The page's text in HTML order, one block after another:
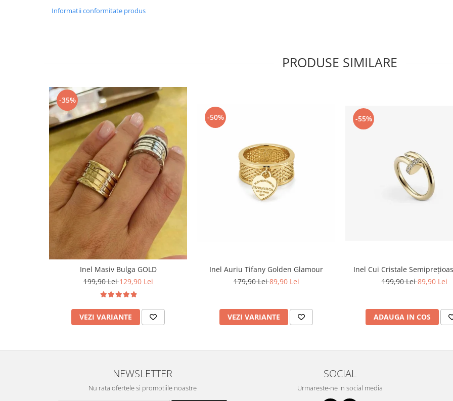
Informatii conformitate produs
PRODUSE SIMILARE
-35%
Inel Masiv Bulga GOLD
199,90 Lei129,90 Lei
VEZI VARIANTE
-50%
Inel Auriu Tifany Golden Glamour
179,90 Lei89,90 Lei
VEZI VARIANTE
-55%
Inel Cui Cristale
199,90 Lei89,90 Lei
ADAUGA IN COS
NEWSLETTER
Nu rata ofertele si promotiile noastre
SOCIAL
Urmareste-ne in social media